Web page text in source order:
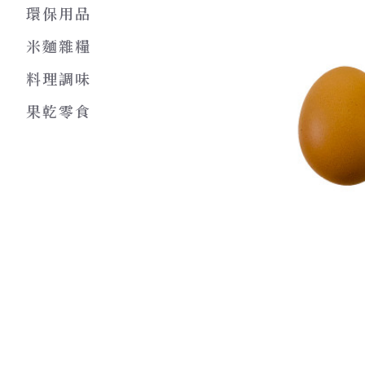
環保用品
米麵雜糧
料理調味
果乾零食